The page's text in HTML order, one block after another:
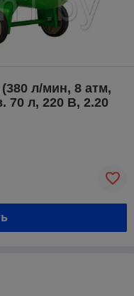
л/мин, 8 атм,
70 л, 220 В, 2.20